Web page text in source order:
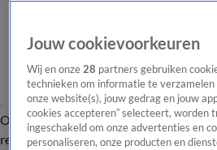
Overzicht Laatste nieuws Regionieuws Het
redactie
Jouw cookievoorkeuren
Wij en onze28 partners gebruiken
technieken om informatie te
onze website(s), jouw gedrag en jouw
cookies accepteren” selecteert, worden
ingeschakeld om onze advertenties en
personaliseren, onze producten en